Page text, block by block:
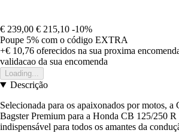
€ 239,00 € 215,10 -10%
Poupe 5% com o código EXTRA
+€ 10,76 oferecidos na sua proxima
validacao da sua encomenda
Loading...
Descrição
Selecionada para os apaixonados por motos, a
Bagster Premium para a Honda CB 125/250 R
indispensável para todos os amantes da